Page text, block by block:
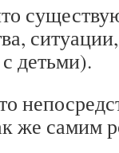
детьми).
же самим